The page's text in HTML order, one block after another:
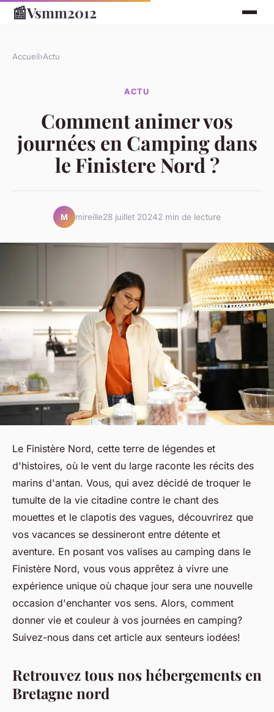
📰Vsmm2012
Accueil›Actu
ACTU
Comment animer vos
journées en Camping dans
le Finistere Nord ?
M mireille28 juillet 20242 min de lecture
Le Finistère Nord, cette terre de légendes et
d'histoires, où le vent du large raconte les récits des
marins d'antan. Vous, qui avez décidé de troquer le
tumulte de la vie citadine contre le chant des
mouettes et le clapotis des vagues, découvrirez que
vos vacances se dessineront entre détente et
aventure. En posant vos valises au camping dans le
Finistère Nord, vous vous apprêtez à vivre une
expérience unique où chaque jour sera une nouvelle
occasion d'enchanter vos sens. Alors, comment
donner vie et couleur à vos journées en camping?
Suivez-nous dans cet article aux senteurs iodées!
Retrouvez tous nos hébergements en
Bretagne nord